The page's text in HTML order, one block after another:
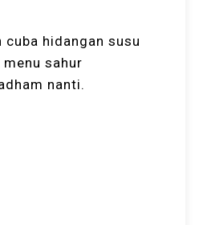
cuba hidangan susu
sahur
nanti.